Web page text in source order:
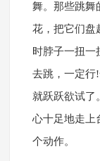
舞。那些跳舞
花，把它们盘
时脖子一扭一
去跳，一定行
就跃跃欲试了
心十足地走上
个动作。